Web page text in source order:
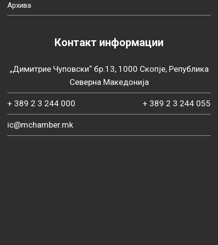
Архива
Контакт информации
„Димитрие Чуповски“ бр.13, 1000 Скопје, Република
Северна Македонија
+ 389 2 3 244 000 + 389 2 3 244 055
ic@mchamber.mk